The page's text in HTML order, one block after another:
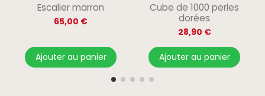
Escalier marron
65,00 €
Ajouter au panier
Cube de 1000 perles
dorées
28,90 €
Ajouter au panier